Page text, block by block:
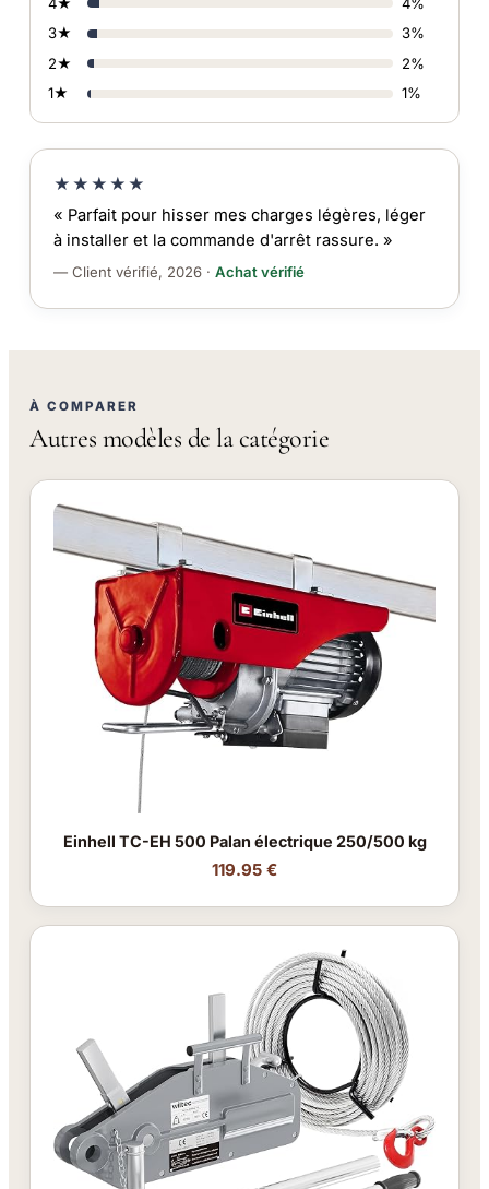
3★
3%
2★
2%
1★
1%
★★★★★
« Parfait pour hisser mes charges légères, léger
à installer et la commande d'arrêt rassure. »
— Client vérifié, 2026 · Achat vérifié
À COMPARER
Autres modèles de la catégorie
Einhell TC-EH 500 Palan électrique 250/500 kg
119.95 €